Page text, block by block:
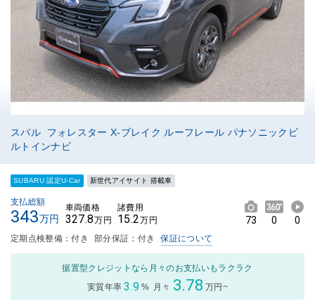
スバル フォレスター X-ブレイク ルーフレール パナソニックビ
ルトインナビ
SUBARU 認定U-Car 新世代アイサイト 搭載車
支払総額
343万円
車両価格
327.8万円
諸費用
15.2万円 73 0 0
定期点検整備：付き 部分保証：付き 保証について
据置型クレジットなら月々のお支払いもラクラク
実質年率 3.9 % 月々 3.78 万円~